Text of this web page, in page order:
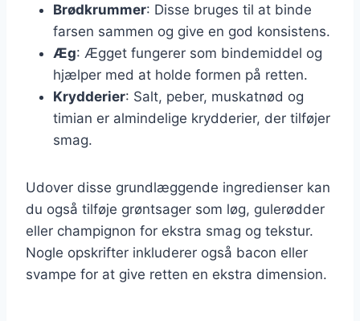
Brødkrummer: Disse bruges til at binde
farsen sammen og give en god konsistens.
Æg: Ægget fungerer som bindemiddel og
hjælper med at holde formen på retten.
Krydderier: Salt, peber, muskatnød og
timian er almindelige krydderier, der tilføjer
smag.
Udover disse grundlæggende ingredienser kan
du også tilføje grøntsager som løg, gulerødder
eller champignon for ekstra smag og tekstur.
Nogle opskrifter inkluderer også bacon eller
svampe for at give retten en ekstra dimension.